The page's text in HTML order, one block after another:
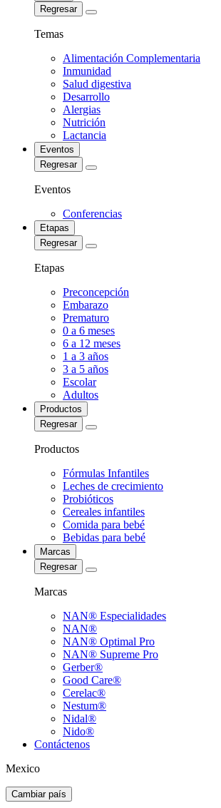
Regresar
Temas
Alimentación Complementaria
Inmunidad
Salud digestiva
Desarrollo
Alergias
Nutrición
Lactancia
Eventos
Regresar
Eventos
Conferencias
Etapas
Regresar
Etapas
Preconcepción
Embarazo
Prematuro
0 a 6 meses
6 a 12 meses
1 a 3 años
3 a 5 años
Escolar
Adultos
Productos
Regresar
Productos
Fórmulas Infantiles
Leches de crecimiento
Probióticos
Cereales infantiles
Comida para bebé
Bebidas para bebé
Marcas
Regresar
Marcas
NAN® Especialidades
NAN®
NAN® Optimal Pro
NAN® Supreme Pro
Gerber®
Good Care®
Cerelac®
Nestum®
Nidal®
Nido®
Contáctenos
Mexico
Cambiar país